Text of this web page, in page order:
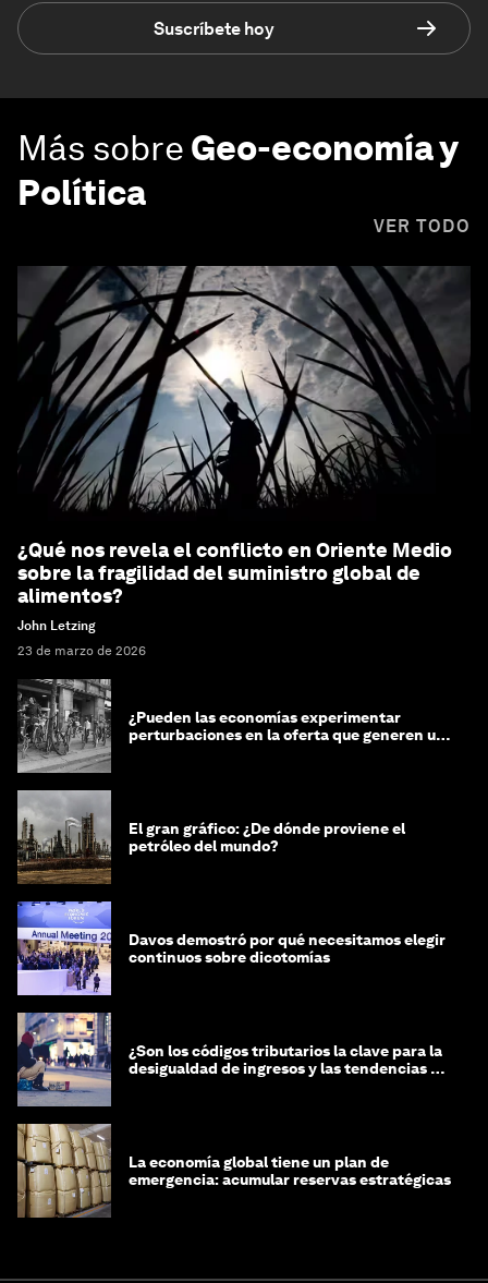
Suscríbete hoy
Más sobre Geo-economía y
Política
VER TODO
¿Qué nos revela el conflicto en Oriente Medio
sobre la fragilidad del suministro global de
alimentos?
John Letzing
23 de marzo de 2026
¿Pueden las economías experimentar
perturbaciones en la oferta que generen un
El gran gráfico: ¿De dónde proviene el
petróleo del mundo?
Davos demostró por qué necesitamos elegir
continuos sobre dicotomías
¿Son los códigos tributarios la clave para la
desigualdad de ingresos y las tendencias de
La economía global tiene un plan de
emergencia: acumular reservas estratégicas